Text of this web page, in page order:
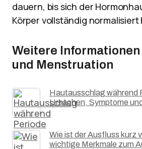
dauern, bis sich der
Körper vollständig normalisiert
Weitere
und Menstruation
Hautausschlag während
Ursachen, Symptome
Wie ist der Ausfluss kurz
wichtige Merkmale zum